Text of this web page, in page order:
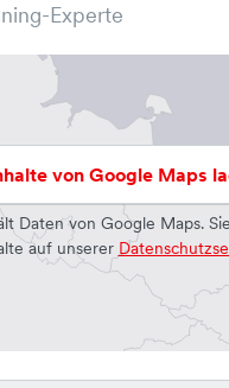
Experte
von Google Maps
Daten von Google Maps.
auf unserer